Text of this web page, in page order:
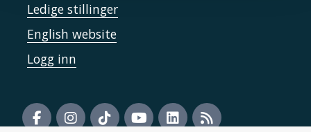
Ledige stillinger
English website
Logg inn